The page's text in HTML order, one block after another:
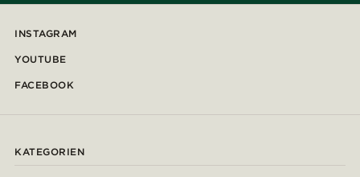
INSTAGRAM
YOUTUBE
FACEBOOK
KATEGORIEN